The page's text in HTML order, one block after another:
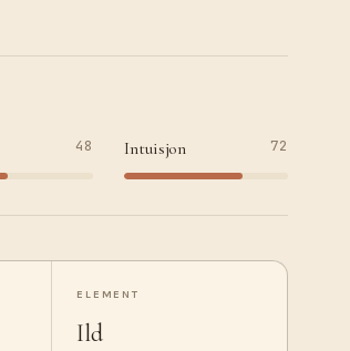
48 Intuisjon 72
ELEMENT
Ild